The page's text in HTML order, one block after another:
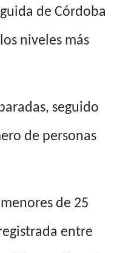
de Córdoba
niveles más
seguido
de personas
de 25
entre